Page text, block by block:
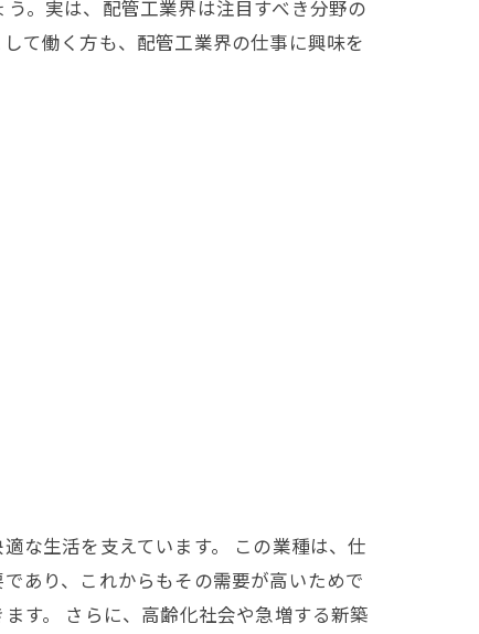
。実は、配管工業界は注目すべき分野の
て働く方も、配管工業界の仕事に興味を
な生活を支えています。 この業種は、仕
あり、これからもその需要が高いためで
す。 さらに、高齢化社会や急増する新築